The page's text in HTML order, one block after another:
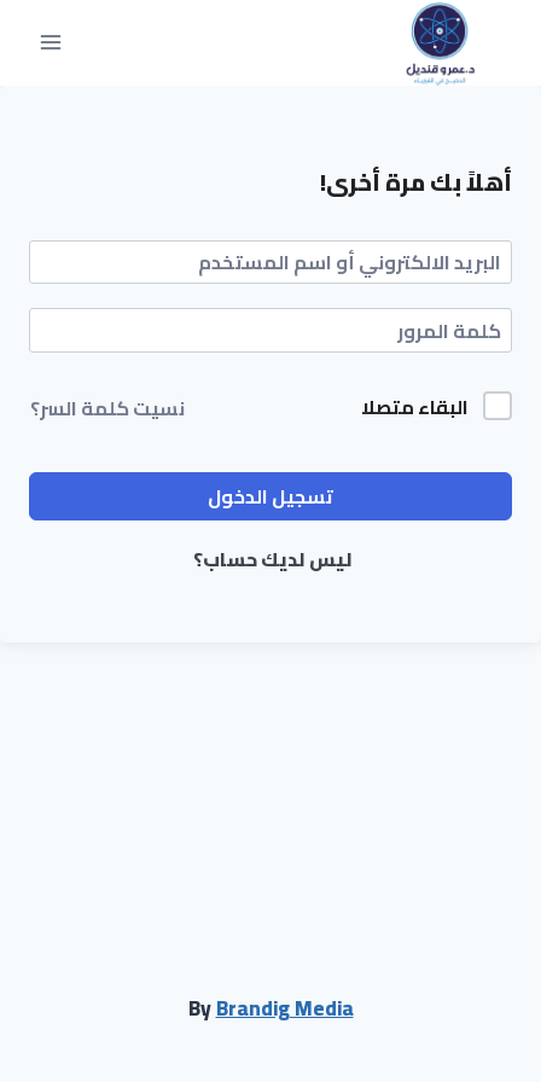
أهلاً بك مرة أخرى!
البقاء متصلا نسيت كلمة السر؟
تسجيل الدخول
ليس لديك حساب؟
ByBrandig Media